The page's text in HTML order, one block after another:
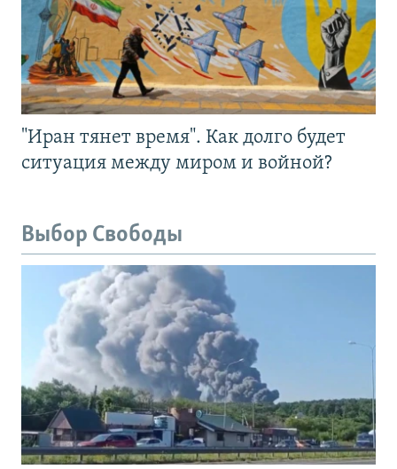
"Иран тянет время". Как долго будет
ситуация между миром и войной?
Выбор Свободы